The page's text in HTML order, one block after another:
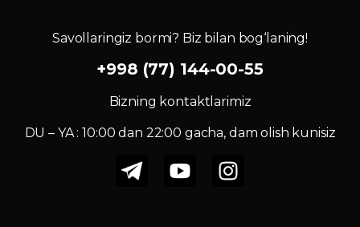
Savollaringiz bormi? Biz bilan bog‘laning!
+998 (77) 144-00-55
Bizning kontaktlarimiz
DU – YA : 10:00 dan 22:00 gacha, dam olish kunisiz